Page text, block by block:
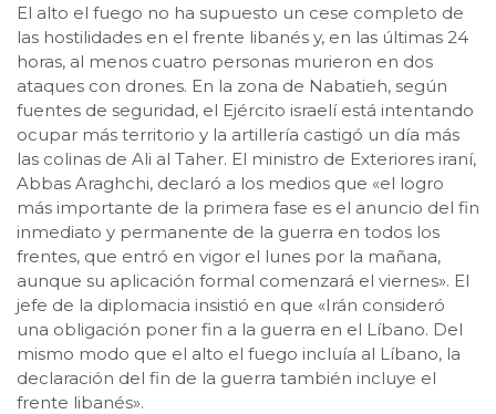
El alto el fuego no ha supuesto un cese completo de
las hostilidades en el frente libanés y, en las últimas 24
horas, al menos cuatro personas murieron en dos
ataques con drones. En la zona de Nabatieh, según
fuentes de seguridad, el Ejército israelí está intentando
ocupar más territorio y la artillería castigó un día más
las colinas de Ali al Taher. El ministro de Exteriores iraní,
Abbas Araghchi, declaró a los medios que «el logro
más importante de la primera fase es el anuncio del fin
inmediato y permanente de la guerra en todos los
frentes, que entró en vigor el lunes por la mañana,
aunque su aplicación formal comenzará el viernes». El
jefe de la diplomacia insistió en que «Irán consideró
una obligación poner fin a la guerra en el Líbano. Del
mismo modo que el alto el fuego incluía al Líbano, la
declaración del fin de la guerra también incluye el
frente libanés».